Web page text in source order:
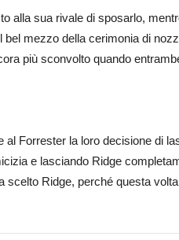
alla sua rivale di sposarlo,
bel mezzo della cerimonia di
più sconvolto quando
Forrester la loro decisione di
e lasciando Ridge
Ridge, perché questa